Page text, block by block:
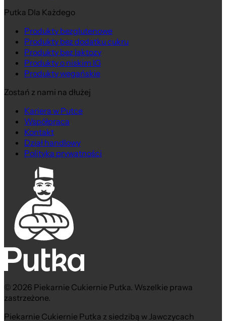
Putka Dla Każdego
Produkty bezglutenowe
Produkty bez dodatku cukru
Produkty bez laktozy
Produkty o niskim IG
Produkty wegańskie
Zostań z nami na dłużej
Kariera w Putce
Współpraca
Kontakt
Dział handlowy
Polityka prywatności
© 2026 Piekarnie Cukiernie Putka. Wszelkie prawa
zastrzeżone.
Piekarnie Cukiernie Putka z siedzibą w Jawczycach